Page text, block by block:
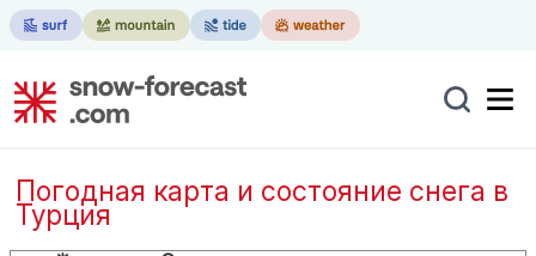
Погодная карта и состояние снега в
Турция